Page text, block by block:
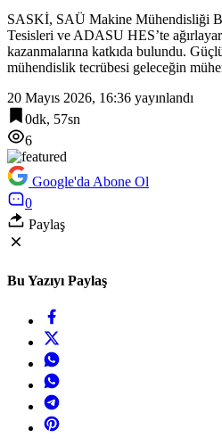
SASKİ, SAÜ Makine Mühendisliği
Tesisleri ve ADASU HES’te
kazanmalarına katkıda bulundu.
mühendislik tecrübesi geleceğin
20 Mayıs 2026, 16:36 yayınlandı
0dk, 57sn
6
Google'da Abone Ol
0
Paylaş
Bu Yazıyı Paylaş